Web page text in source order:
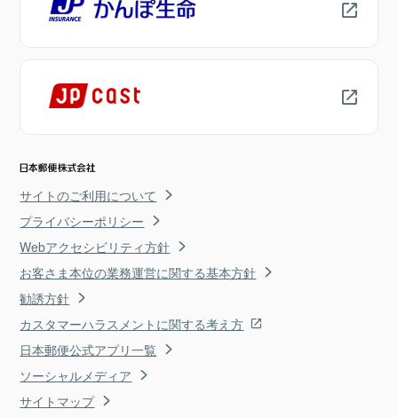
サイトのご利用について
プライバシーポリシー
Webアクセシビリティ方針
お客さま本位の業務運営に関する基本方針
勧誘方針
カスタマーハラスメントに関する考え方
日本郵便公式アプリ一覧
ソーシャルメディア
サイトマップ